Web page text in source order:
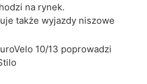
na rynek.
także wyjazdy niszowe
10/13 poprowadzi